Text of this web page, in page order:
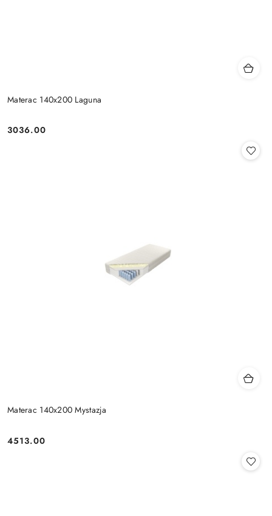
Materac 140x200 Laguna
Cena:
3036.00
Materac 140x200 Mystazja
Cena:
4513.00